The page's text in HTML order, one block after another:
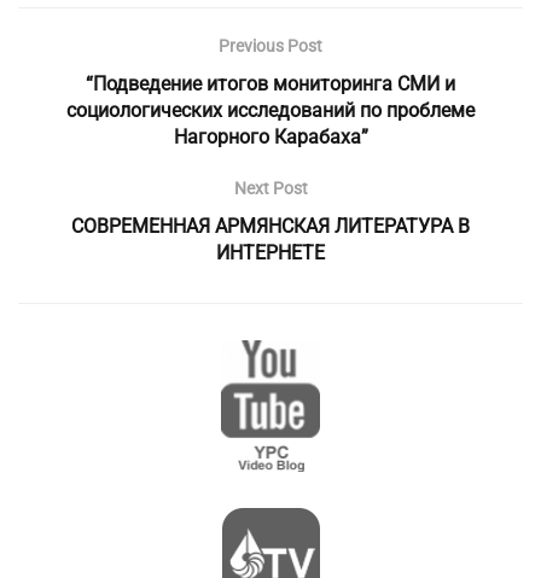
Previous Post
“Подведение итогов мониторинга СМИ и
социологических исследований по проблеме
Нагорного Карабаха”
Next Post
СОВРЕМЕННАЯ АРМЯНСКАЯ ЛИТЕРАТУРА В
ИНТЕРНЕТЕ